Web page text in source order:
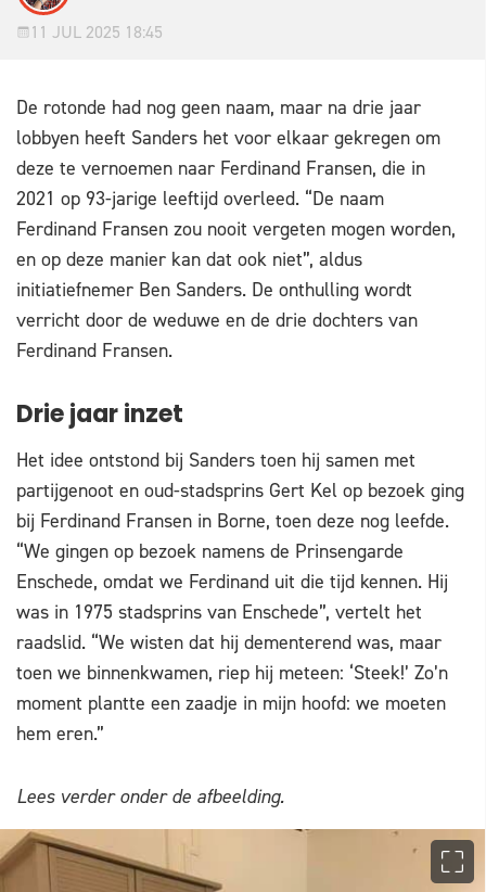
11 JUL 2025 18:45
De rotonde had nog geen naam, maar na drie jaar
lobbyen heeft Sanders het voor elkaar gekregen om
deze te vernoemen naar Ferdinand Fransen, die in
2021 op 93-jarige leeftijd overleed. “De naam
Ferdinand Fransen zou nooit vergeten mogen worden,
en op deze manier kan dat ook niet”, aldus
initiatiefnemer Ben Sanders. De onthulling wordt
verricht door de weduwe en de drie dochters van
Ferdinand Fransen.
Drie jaar inzet
Het idee ontstond bij Sanders toen hij samen met
partijgenoot en oud-stadsprins Gert Kel op bezoek ging
bij Ferdinand Fransen in Borne, toen deze nog leefde.
“We gingen op bezoek namens de Prinsengarde
Enschede, omdat we Ferdinand uit die tijd kennen. Hij
was in 1975 stadsprins van Enschede”, vertelt het
raadslid. “We wisten dat hij dementerend was, maar
toen we binnenkwamen, riep hij meteen: ‘Steek!’ Zo’n
moment plantte een zaadje in mijn hoofd: we moeten
hem eren.”
Lees verder onder de afbeelding.